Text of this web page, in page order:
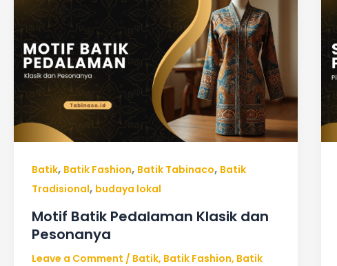
Batik, Batik Fashion, Batik Tabinaco, Batik
Tradisional, budaya lokal
Motif Batik Pedalaman Klasik dan
Pesonanya
Leave a Comment / Batik, Batik Fashion, Batik
Batik
Pedalaman
Klasik
dan
Pesonanya